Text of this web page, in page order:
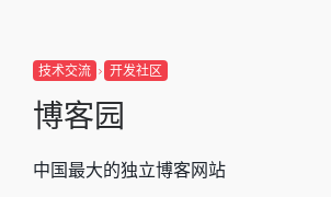
技术交流 开发社区
博客园
中国最大的独立博客网站